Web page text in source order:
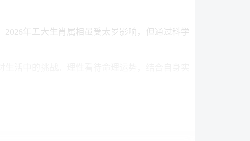
年五大生肖属相虽受太岁影响，但通过科学